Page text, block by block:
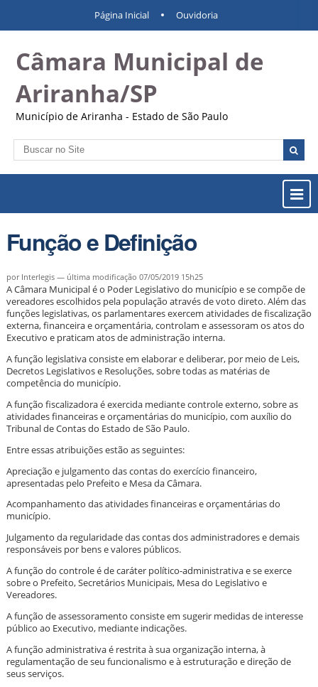
Página Inicial Ouvidoria
Câmara Municipal de
Ariranha/SP
Município de Ariranha - Estado de São Paulo
Busca
ou
Função e Definição
por Interlegis — última modificação 07/05/2019 15h25
A Câmara Municipal é o Poder Legislativo do município e se compõe de
vereadores escolhidos pela população através de voto direto. Além das
funções legislativas, os parlamentares exercem atividades de fiscalização
externa, financeira e orçamentária, controlam e assessoram os atos do
Executivo e praticam atos de administração interna.
A função legislativa consiste em elaborar e deliberar, por meio de Leis,
Decretos Legislativos e Resoluções, sobre todas as matérias de
competência do município.
A função fiscalizadora é exercida mediante controle externo, sobre as
atividades financeiras e orçamentárias do município, com auxílio do
Tribunal de Contas do Estado de São Paulo.
Entre essas atribuições estão as seguintes:
Apreciação e julgamento das contas do exercício financeiro,
apresentadas pelo Prefeito e Mesa da Câmara.
Acompanhamento das atividades financeiras e orçamentárias do
município.
Julgamento da regularidade das contas dos administradores e demais
responsáveis por bens e valores públicos.
A função do controle é de caráter político-administrativa e se exerce
sobre o Prefeito, Secretários Municipais, Mesa do Legislativo e
Vereadores.
A função de assessoramento consiste em sugerir medidas de interesse
público ao Executivo, mediante indicações.
A função administrativa é restrita à sua organização interna, à
regulamentação de seu funcionalismo e à estruturação e direção de
seus serviços.